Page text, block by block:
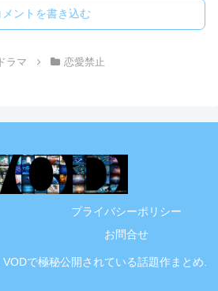
メントを書き込む
ラマ 恋愛禁止
プライバシーポリシー
お問合せ
で極秘公開されている話題作まとめ.